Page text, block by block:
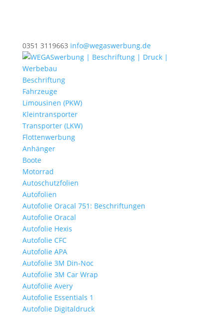
0351 3119663 info@wegaswerbung.de
Beschriftung
Fahrzeuge
Limousinen (PKW)
Kleintransporter
Transporter (LKW)
Flottenwerbung
Anhänger
Boote
Motorrad
Autoschutzfolien
Autofolien
Autofolie Oracal 751: Beschriftungen
Autofolie Oracal
Autofolie Hexis
Autofolie CFC
Autofolie APA
Autofolie 3M Din-Noc
Autofolie 3M Car Wrap
Autofolie Avery
Autofolie Essentials 1
Autofolie Digitaldruck